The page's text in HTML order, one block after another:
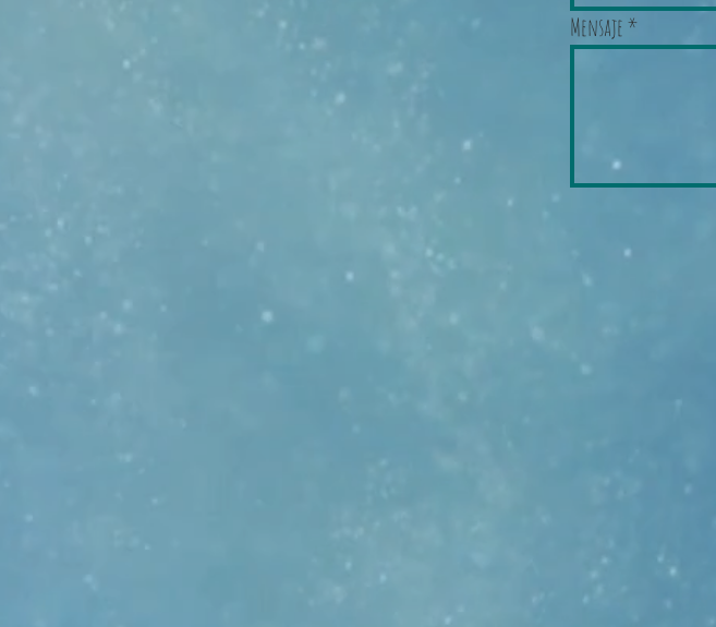
Mensaje